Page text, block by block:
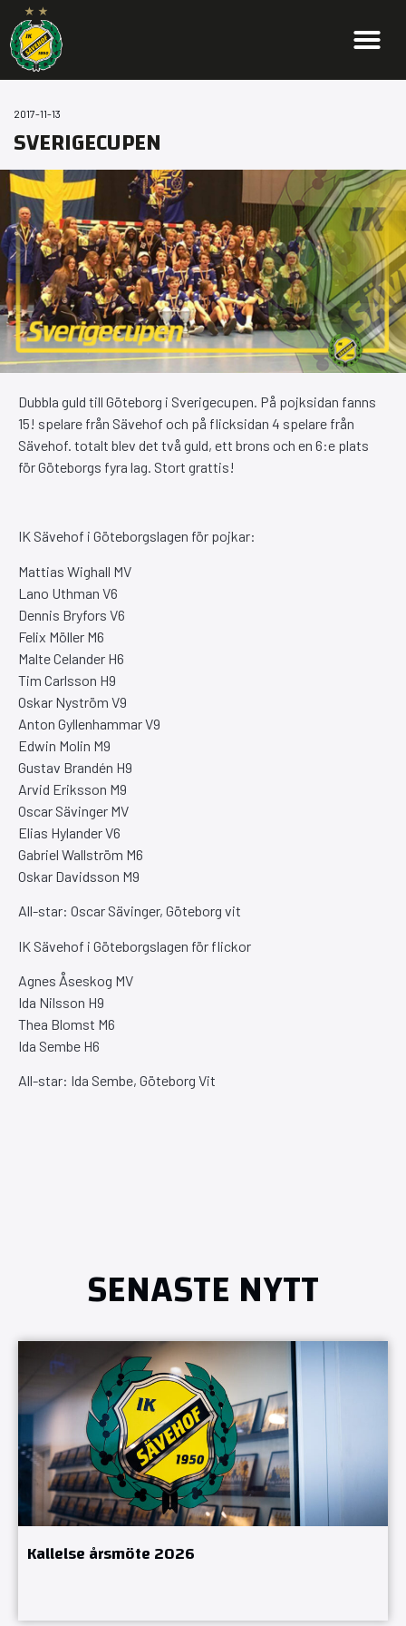
2017-11-13
SVERIGECUPEN
Dubbla guld till Göteborg i Sverigecupen. På pojksidan fanns
15! spelare från Sävehof och på flicksidan 4 spelare från
Sävehof. totalt blev det två guld, ett brons och en 6:e plats
för Göteborgs fyra lag. Stort grattis!
IK Sävehof i Göteborgslagen för pojkar:
Mattias Wighall MV
Lano Uthman V6
Dennis Bryfors V6
Felix Möller M6
Malte Celander H6
Tim Carlsson H9
Oskar Nyström V9
Anton Gyllenhammar V9
Edwin Molin M9
Gustav Brandén H9
Arvid Eriksson M9
Oscar Sävinger MV
Elias Hylander V6
Gabriel Wallström M6
Oskar Davidsson M9
All-star: Oscar Sävinger, Göteborg vit
IK Sävehof i Göteborgslagen för flickor
Agnes Åseskog MV
Ida Nilsson H9
Thea Blomst M6
Ida Sembe H6
All-star: Ida Sembe, Göteborg Vit
SENASTE NYTT
Kallelse årsmöte 2026